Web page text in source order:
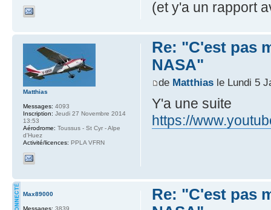
(et y'a un rapport
Re: "C'est pas
NASA"
de Matthiasle Lundi 5
Y'a une suite
https://
Matthias
Messages: 4093
Inscription: Jeudi 27 Novembre 2014
13:53
Aérodrome: Toussus - St Cyr - Alpe
d'Huez
Activité/licences: PPLA VFRN
Re: "C'est pas
Max89000
Messages: 3839